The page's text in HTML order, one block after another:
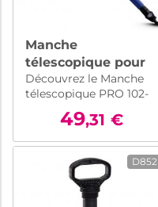
Manche
télescopique pour
brosse de lavage -
185cm
Découvrez le Manche
télescopique PRO 102-
>185cm : ajustable,
robuste et pratique,
pour un nettoyage
complet et efficace de
votre véhicule.
Simplifiez votre lavage
automobile
49,31 €
D852